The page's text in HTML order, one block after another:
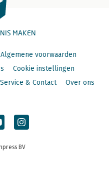
MAKEN
Algemene voorwaarden
Cookie instellingen
Service & Contact Over ons
BV